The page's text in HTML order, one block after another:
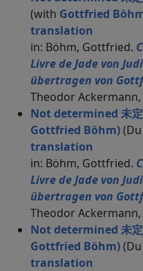
(with Gottfried
translation
in: Böhm, Gottfried.
Livre de Jade von
übertragen von
Theodor Ackermann,
Not determined 未定
Gottfried Böhm)
translation
in: Böhm, Gottfried.
Livre de Jade von
übertragen von
Theodor Ackermann,
Not determined 未定
Gottfried Böhm)
translation